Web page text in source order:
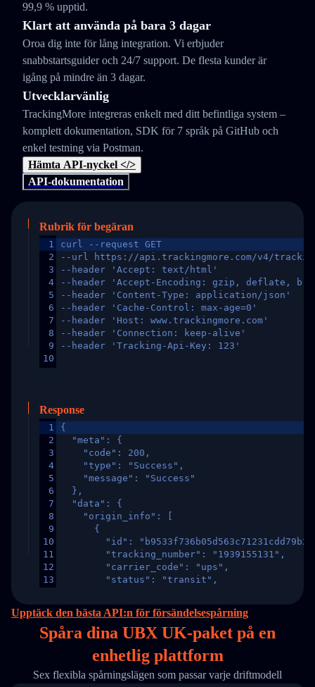
99,9 % upptid.
Klart att använda på bara 3 dagar
Oroa dig inte för lång integration. Vi erbjuder
snabbstartsguider och 24/7 support. De flesta kunder är
igång på mindre än 3 dagar.
Utvecklarvänlig
TrackingMore integreras enkelt med ditt befintliga system –
komplett dokumentation, SDK för 7 språk på GitHub och
enkel testning via Postman.
Hämta API-nyckel </>
API-dokumentation
Rubrik för begäran
1
2
3
4
5
6
7
8
9
10
curl --request GET
--url https://api.trackingmore.com/v4/trackings/
--header 'Accept: text/html'
--header 'Accept-Encoding: gzip, deflate,
--header 'Content-Type: application/json'
--header 'Cache-Control: max-age=0'
--header 'Host: www.trackingmore.com'
--header 'Connection: keep-alive'
--header 'Tracking-Api-Key: 123'
Response
1
2
3
4
5
6
7
8
9
10
11
12
13
16
17
18
21
{
  "meta": {
    "code": 200,
    "type": "Success",
    "message": "Success"
  },
  "data": {
    "origin_info": [
      {
"id":
        "tracking_number": "1939155131",
        "carrier_code": "ups",
        "status": "transit",
        "itemTimeLength": 2,
        "weblink": "",
        "trackinfo": [
          {
            "Date": "2017-03-08 04: 22: 00",
Upptäck den bästa API:n för försändelsespårning
Spåra dina UBX UK-paket på en
enhetlig plattform
Sex flexibla spårningslägen som passar varje driftmodell